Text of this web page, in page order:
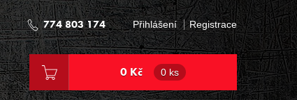
774 803 174 Přihlášení Registrace
0 Kč 0 ks